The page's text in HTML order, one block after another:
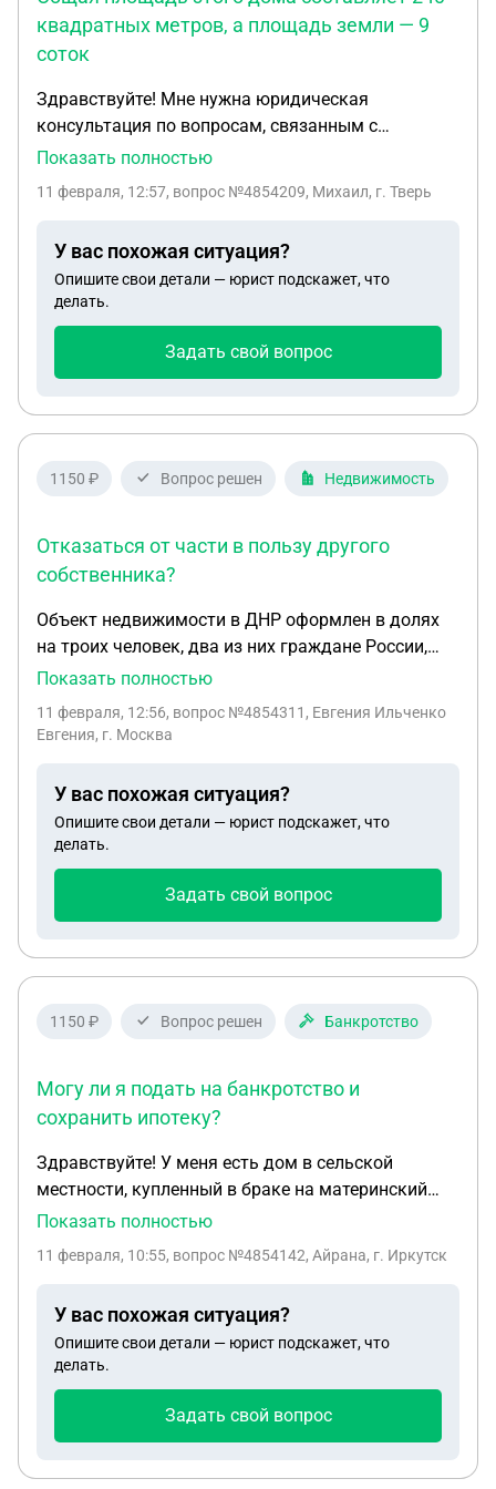
квадратных метров, а площадь земли — 9
соток
Здравствуйте! Мне нужна юридическая
консультация по вопросам, связанным с
материнским капиталом и продажей жилья. В
купили часть дома в многоквартирном доме
соток земли. Покупка была совершена за
материнский капитал, и мы выделили доли
каждому из нас — по 1/3. В 2024 году мой отец
дарения. Общая площадь этого дома составляет
соток. В том же году я прописал себя, супругу и
доме и выделил им доли. В договоре дарения
материнскому капиталу. Сейчас я хочу продать
первый дом, но опека требует, чтобы я продал его
счёт ребёнка. Законно ли это требование?
Показать полностью
11 февраля, 12:57, вопрос №4854209, Михаил, г. Тверь
У вас похожая ситуация?
Опишите свои детали — юрист подскажет, что
делать.
Задать свой вопрос
1150 ₽ Вопрос решен Недвижимость
Отказаться от части в пользу другого
собственника?
Объект недвижимости в ДНР оформлен в долях
на троих человек, два из них граждане России,
один-гражданин Украины, там и находится.
гражданином Украины ? Может ли он какие-то
собственника?
Показать полностью
11 февраля, 12:56, вопрос №4854311, Евгения Ильченко
Евгения, г. Москва
У вас похожая ситуация?
Опишите свои детали — юрист подскажет, что
делать.
Задать свой вопрос
1150 ₽ Вопрос решен Банкротство
Могу ли я подать на банкротство и
сохранить ипотеку?
Здравствуйте! У меня есть дом в сельской
местности, купленный в браке на материнский
капитал 2020 году, моя доля 1/4 часть, доля
тоже есть. Развелись 2022 году. Когда были в
2023 году я взяла строительную ипотеку для
строительства жилого дома. Сейчас у меня 4
детей, мать одиночка, младшим 1 годик 8
году в августе с согласии бывшего мужа
детей. В ипотеку еще вложила субсидию 450000
Показать полностью
11 февраля, 10:55, вопрос №4854142, Айрана, г. Иркутск
У вас похожая ситуация?
Опишите свои детали — юрист подскажет, что
делать.
Задать свой вопрос